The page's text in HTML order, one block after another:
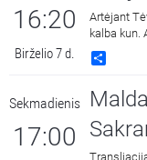
16:20
Birželio 7 d.
Artėjant
kalba kun.
Sekmadienis
17:00